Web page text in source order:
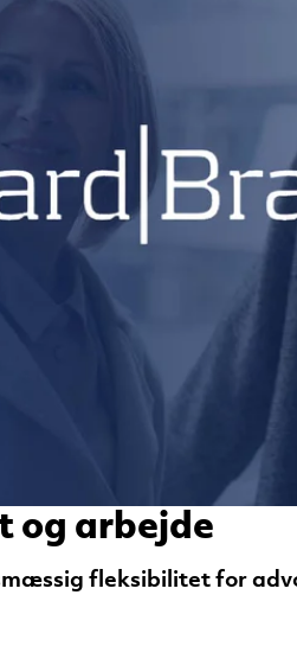
og arbejde
fleksibilitet for